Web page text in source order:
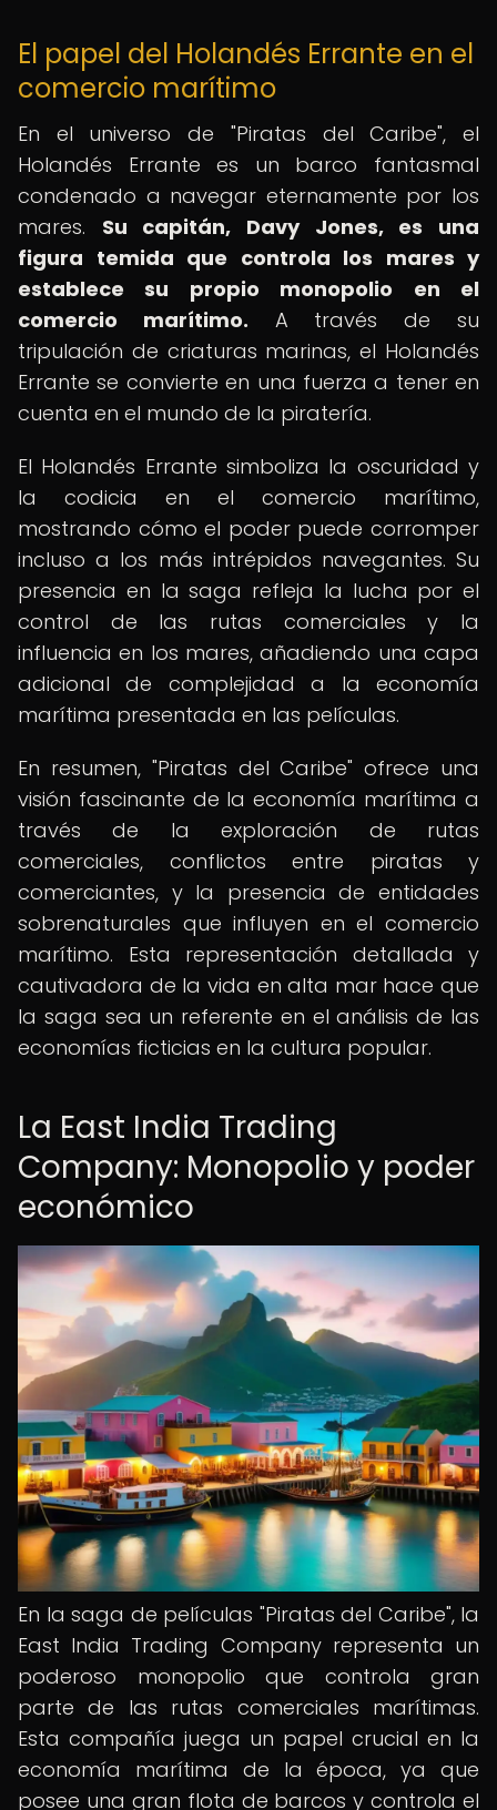
El papel del Holandés Errante en el
comercio marítimo
En el universo de "Piratas del Caribe", el
Holandés Errante es un barco fantasmal
condenado a navegar eternamente por los
mares. Su capitán, Davy Jones, es una
figura temida que controla los mares y
establece su propio monopolio en el
comercio marítimo. A través de su
tripulación de criaturas marinas, el Holandés
Errante se convierte en una fuerza a tener en
cuenta en el mundo de la piratería.
El Holandés Errante simboliza la oscuridad y
la codicia en el comercio marítimo,
mostrando cómo el poder puede corromper
incluso a los más intrépidos navegantes. Su
presencia en la saga refleja la lucha por el
control de las rutas comerciales y la
influencia en los mares, añadiendo una capa
adicional de complejidad a la economía
marítima presentada en las películas.
En resumen, "Piratas del Caribe" ofrece una
visión fascinante de la economía marítima a
través de la exploración de rutas
comerciales, conflictos entre piratas y
comerciantes, y la presencia de entidades
sobrenaturales que influyen en el comercio
marítimo. Esta representación detallada y
cautivadora de la vida en alta mar hace que
la saga sea un referente en el análisis de las
economías ficticias en la cultura popular.
La East India Trading
Company: Monopolio y poder
económico
En la saga de películas "Piratas del Caribe", la
East India Trading Company representa un
poderoso monopolio que controla gran
parte de las rutas comerciales marítimas.
Esta compañía juega un papel crucial en la
economía marítima de la época, ya que
posee una gran flota de barcos y controla el